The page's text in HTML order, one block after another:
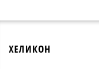
ХЕЛИКОН